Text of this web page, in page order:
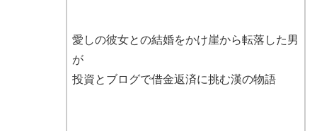
愛しの彼女との結婚をかけ崖から転落した男
が
投資とブログで借金返済に挑む漢の物語